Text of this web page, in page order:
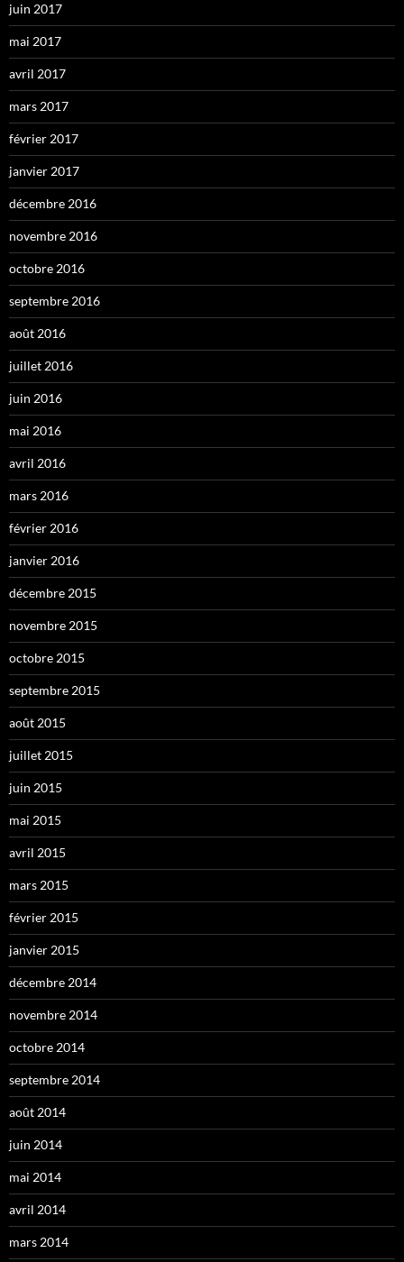
juin 2017
mai 2017
avril 2017
mars 2017
février 2017
janvier 2017
décembre 2016
novembre 2016
octobre 2016
septembre 2016
août 2016
juillet 2016
juin 2016
mai 2016
avril 2016
mars 2016
février 2016
janvier 2016
décembre 2015
novembre 2015
octobre 2015
septembre 2015
août 2015
juillet 2015
juin 2015
mai 2015
avril 2015
mars 2015
février 2015
janvier 2015
décembre 2014
novembre 2014
octobre 2014
septembre 2014
août 2014
juin 2014
mai 2014
avril 2014
mars 2014